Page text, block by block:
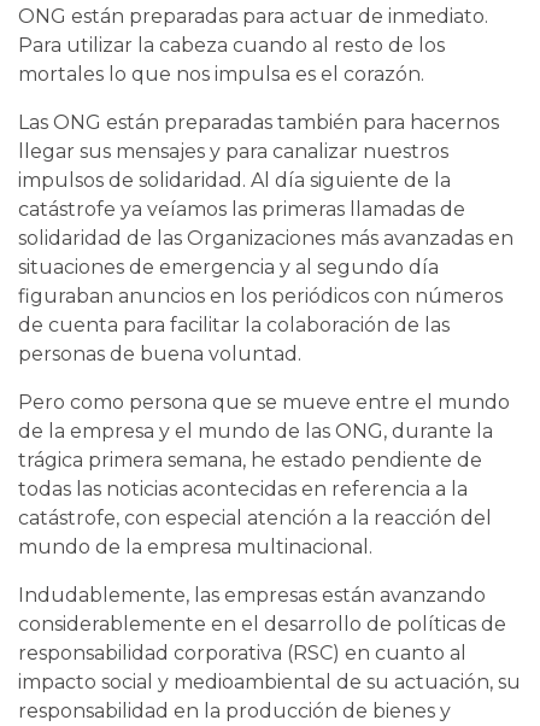
ONG están preparadas para actuar de inmediato.
Para utilizar la cabeza cuando al resto de los
mortales lo que nos impulsa es el corazón.
Las ONG están preparadas también para hacernos
llegar sus mensajes y para canalizar nuestros
impulsos de solidaridad. Al día siguiente de la
catástrofe ya veíamos las primeras llamadas de
solidaridad de las Organizaciones más avanzadas en
situaciones de emergencia y al segundo día
figuraban anuncios en los periódicos con números
de cuenta para facilitar la colaboración de las
personas de buena voluntad.
Pero como persona que se mueve entre el mundo
de la empresa y el mundo de las ONG, durante la
trágica primera semana, he estado pendiente de
todas las noticias acontecidas en referencia a la
catástrofe, con especial atención a la reacción del
mundo de la empresa multinacional.
Indudablemente, las empresas están avanzando
considerablemente en el desarrollo de políticas de
responsabilidad corporativa (RSC) en cuanto al
impacto social y medioambiental de su actuación, su
responsabilidad en la producción de bienes y